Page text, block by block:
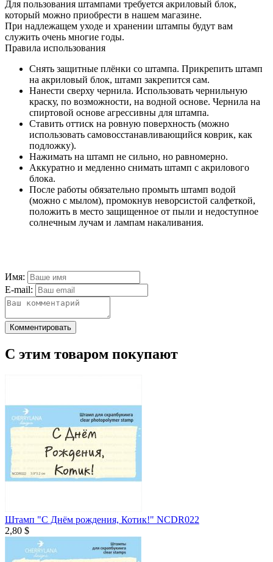
Для пользования штампами требуется акриловый блок,
который можно приобрести в нашем магазине.
При надлежащем уходе и хранении штампы будут вам
служить очень многие годы.
Правила использования
Снять защитные плёнки со штампа. Прикрепить штамп
на акриловый блок, штамп закрепится сам.
Нанести сверху чернила. Использовать чернильную
краску, по возможности, на водной основе. Чернила на
спиртовой основе агрессивны для штампа.
Ставить оттиск на ровную поверхность (можно
использовать самовосстанавливающийся коврик, как
подложку).
Нажимать на штамп не сильно, но равномерно.
Аккуратно и медленно снимать штамп с акрилового
блока.
После работы обязательно промыть штамп водой
(можно с мылом), промокнув неворсистой салфеткой,
положить в место защищенное от пыли и недоступное
солнечным лучам и лампам накаливания.
Имя:
E-mail:
Комментировать
С этим товаром покупают
Штамп "С Днём рождения, Котик!" NCDR022
2,80 $